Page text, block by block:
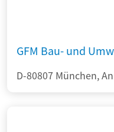
GFM Bau- und
D-80807 München,